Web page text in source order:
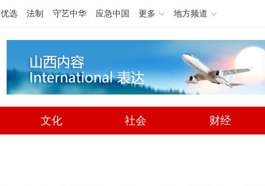
优选 法制 守艺中华 应急中国 更多 地方频道
文化 社会 财经